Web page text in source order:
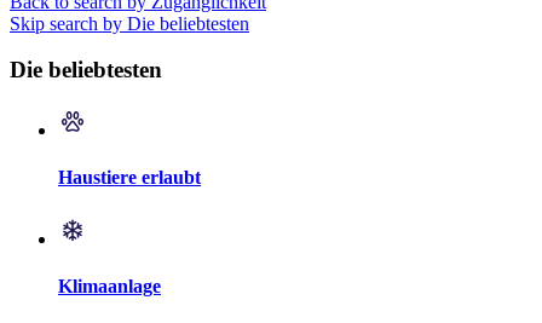
Skip search by Die beliebtesten
Die beliebtesten
Haustiere erlaubt
Klimaanlage